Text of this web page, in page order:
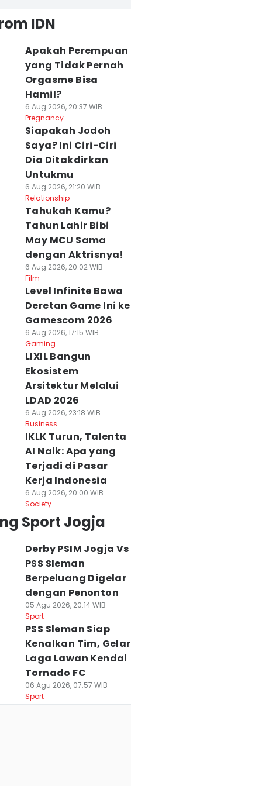
IDN
Apakah Perempuan
yang Tidak Pernah
Orgasme Bisa
Hamil?
6 Aug 2026, 20:37 WIB
Pregnancy
Siapakah Jodoh
Saya? Ini Ciri-Ciri
Dia Ditakdirkan
Untukmu
6 Aug 2026, 21:20 WIB
Relationship
Tahukah Kamu?
Tahun Lahir Bibi
May MCU Sama
dengan Aktrisnya!
6 Aug 2026, 20:02 WIB
Film
Level Infinite Bawa
Deretan Game Ini ke
Gamescom 2026
6 Aug 2026, 17:15 WIB
Gaming
LIXIL Bangun
Ekosistem
Arsitektur Melalui
LDAD 2026
6 Aug 2026, 23:18 WIB
Business
IKLK Turun, Talenta
AI Naik: Apa yang
Terjadi di Pasar
Kerja Indonesia
6 Aug 2026, 20:00 WIB
Society
Sport Jogja
Derby PSIM Jogja Vs
PSS Sleman
Berpeluang Digelar
dengan Penonton
05 Agu 2026, 20:14 WIB
Sport
PSS Sleman Siap
Kenalkan Tim, Gelar
Laga Lawan Kendal
Tornado FC
06 Agu 2026, 07:57 WIB
Sport